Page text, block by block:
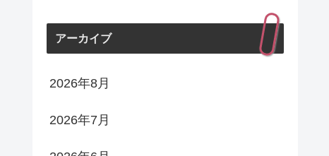
アーカイブ
2026年8月
2026年7月